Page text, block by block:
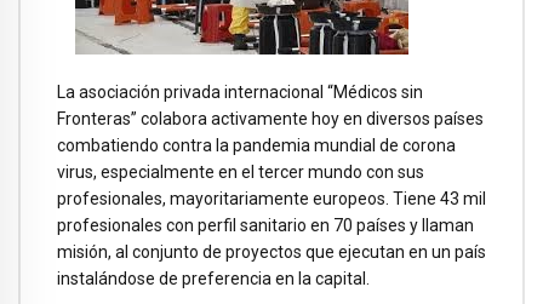
La asociación privada internacional “Médicos sin
Fronteras” colabora activamente hoy en diversos países
combatiendo contra la pandemia mundial de corona
virus, especialmente en el tercer mundo con sus
profesionales, mayoritariamente europeos. Tiene 43 mil
profesionales con perfil sanitario en 70 países y llaman
misión, al conjunto de proyectos que ejecutan en un país
instalándose de preferencia en la capital.